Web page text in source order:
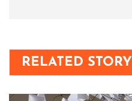
RELATED STORY